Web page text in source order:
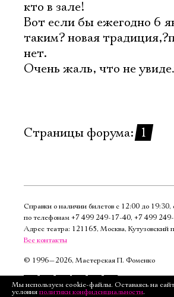
кто в зале!
Вот если бы ежегодно 6
таким? новая
нет.
Очень жаль, что не
Страницы форума: 1
Справки о наличии билетов с 12:00 до 19:30,
по телефонам +7 499 249‑17‑40, +7 499
Адрес театра: 121165, Москва, Кутузовский
Все контакты
© 1996—2026, Мастерская П. Фоменко
Мы используем cookie-файлы. Оставаясь на
условия политики конфиденциальности.